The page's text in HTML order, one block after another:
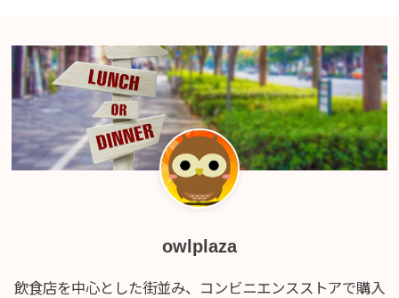
owlplaza
飲食店を中心とした街並み、コンビニエンスストアで購入